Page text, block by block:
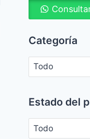
Categoría
Estado del
Todo